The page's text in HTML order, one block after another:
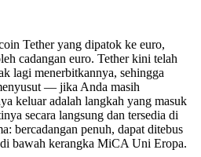
Tether yang dipatok ke euro,
cadangan euro. Tether kini telah
lagi menerbitkannya, sehingga
— jika Anda masih
keluar adalah langkah yang masuk
secara langsung dan tersedia di
bercadangan penuh, dapat ditebus
bawah kerangka MiCA Uni Eropa.